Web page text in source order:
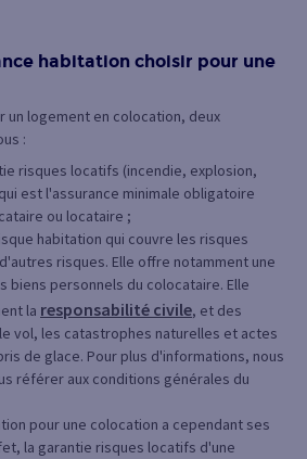
habitation choisir pour une
un logement en colocation, deux
:
risques locatifs (incendie, explosion,
est l'assurance minimale obligatoire
ou locataire ;
habitation qui couvre les risques
risques. Elle offre notamment une
biens personnels du colocataire. Elle
la responsabilité civile, et des
vol, les catastrophes naturelles et actes
de glace. Pour plus d'informations, nous
référer aux conditions générales du
pour une colocation a cependant ses
la garantie risques locatifs d'une